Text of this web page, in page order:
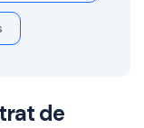
de